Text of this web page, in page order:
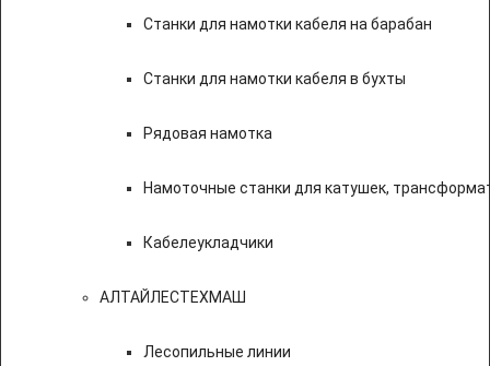
Станки для намотки кабеля на барабан
Станки для намотки кабеля в бухты
Рядовая намотка
Намоточные станки для катушек,
Кабелеукладчики
АЛТАЙЛЕСТЕХМАШ
Лесопильные линии